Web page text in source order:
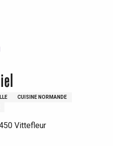
CUISINE NORMANDE
Vittefleur